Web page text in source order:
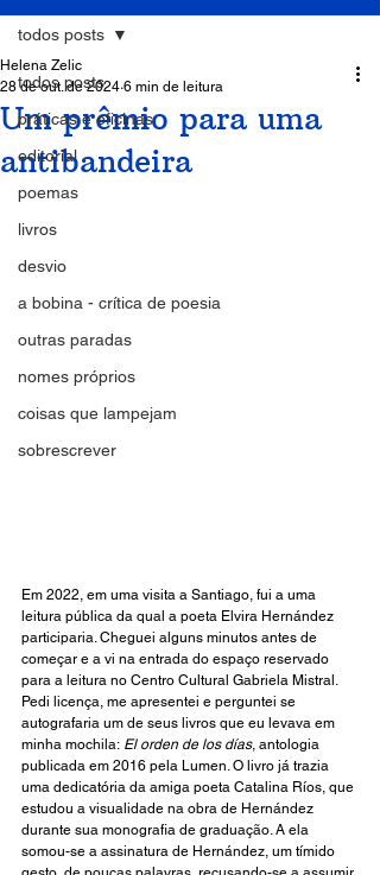
todos posts
práticas e oficinas
editorial
poemas
livros
desvio
a bobina - crítica de poesia
outras paradas
nomes próprios
coisas que lampejam
sobrescrever
todos posts
Um prêmio para uma
antibandeira
Helena Zelic
28 de out. de 2024 6 min de leitura
Em 2022, em uma visita a Santiago, fui a uma
leitura pública da qual a poeta Elvira Hernández
participaria. Cheguei alguns minutos antes de
começar e a vi na entrada do espaço reservado
para a leitura no Centro Cultural Gabriela Mistral.
Pedi licença, me apresentei e perguntei se
autografaria um de seus livros que eu levava em
minha mochila: El orden de los días, antologia
publicada em 2016 pela Lumen. O livro já trazia
uma dedicatória da amiga poeta Catalina Ríos, que
estudou a visualidade na obra de Hernández
durante sua monografia de graduação. A ela
somou-se a assinatura de Hernández, um tímido